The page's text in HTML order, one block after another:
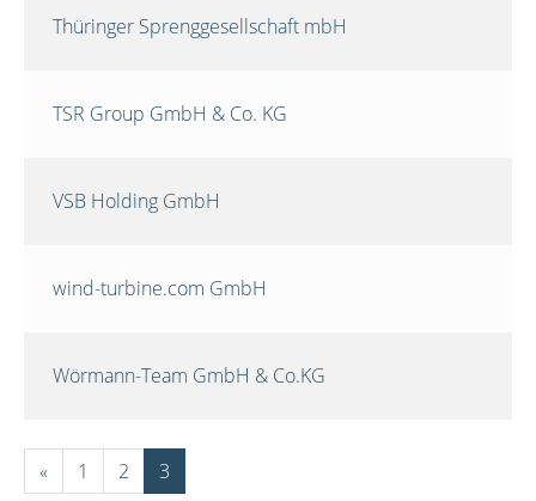
Thüringer Sprenggesellschaft mbH
TSR Group GmbH & Co. KG
VSB Holding GmbH
wind-turbine.com GmbH
Wörmann-Team GmbH & Co.KG
« 1 2 3